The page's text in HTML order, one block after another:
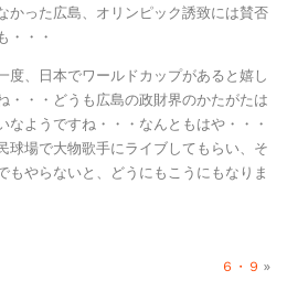
かった広島、オリンピック誘致には賛否
・・・
度、日本でワールドカップがあると嬉し
・・・どうも広島の政財界のかたがたは
ようですね・・・なんともはや・・・
球場で大物歌手にライブしてもらい、そ
もやらないと、どうにもこうにもなりま
６・９ »